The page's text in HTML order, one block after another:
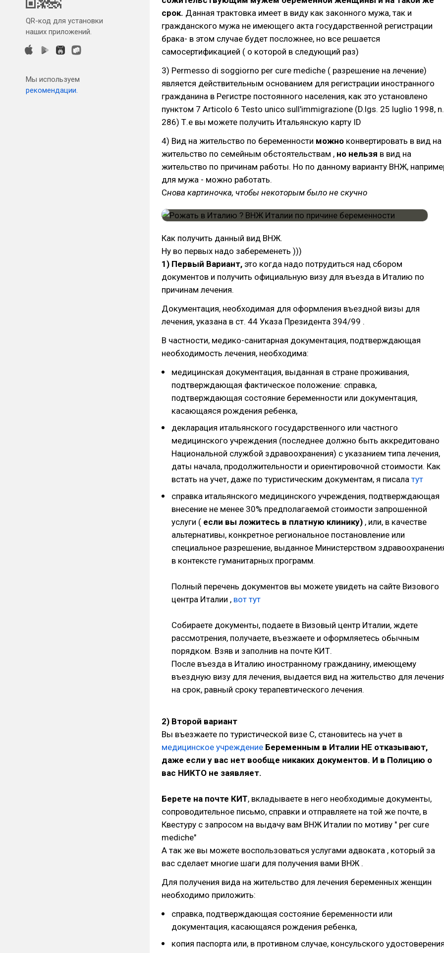
QR-код для установки
наших приложений.
Мы используем
рекомендации.
срок. Данная трактовка имеет в виду как законного мужа, так и
гражданского мужа не имеющего акта государственной регистрации
брака- в этом случае будет посложнее, но все решается
самосертификацией ( о которой в следующий раз)
3) Permesso di soggiorno per cure mediche ( разрешение на лечение)
является действительным основанием для регистрации иностранного
гражданина в Регистре постоянного населения, как это установлено
пунктом 7 Articolo 6 Testo unico sull'immigrazione (D.lgs. 25 luglio 1998, n.
286) Т.е вы можете получить Итальянскую карту ID
4) Вид на жительство по беременности можно конвертировать в вид на
жительство по семейным обстоятельствам , но нельзя в вид на
жительство по причинам работы. Но по данному варианту ВНЖ,
для мужа - можно работать.
Снова картиночка, чтобы некоторым было не скучно
Как получить данный вид ВНЖ.
Ну во первых надо забеременеть )))
1) Первый Вариант, это когда надо потрудиться над сбором
документов и получить официальную визу для въезда в Италию по
причинам лечения.
Документация, необходимая для оформления въездной визы для
лечения, указана в ст. 44 Указа Президента 394/99 .
В частности, медико-санитарная документация, подтверждающая
необходимость лечения, необходима:
медицинская документация, выданная в стране проживания,
подтверждающая фактическое положение: справка,
подтверждающая состояние беременности или документация,
касающаяся рождения ребенка,
декларация итальянского государственного или частного
медицинского учреждения (последнее должно быть аккредитовано
Национальной службой здравоохранения) с указанием типа лечения,
даты начала, продолжительности и ориентировочной стоимости. Как
встать на учет, даже по туристическим документам, я писала тут
справка итальянского медицинского учреждения, подтверждающая
внесение не менее 30% предполагаемой стоимости запрошенной
услуги ( если вы ложитесь в платную клинику) , или, в качестве
альтернативы, конкретное региональное постановление или
специальное разрешение, выданное Министерством
в контексте гуманитарных программ.
Полный перечень документов вы можете увидеть на сайте Визового
центра Италии , вот тут
Собираете документы, подаете в Визовый центр Италии, ждете
рассмотрения, получаете, въезжаете и оформляетесь обычным
порядком. Взяв и заполнив на почте КИТ.
После въезда в Италию иностранному гражданину, имеющему
въездную визу для лечения, выдается вид на жительство для
на срок, равный сроку терапевтического лечения.
2) Второй вариант
Вы въезжаете по туристической визе С, становитесь на учет в
медицинское учреждение Беременным в Италии НЕ отказывают,
даже если у вас нет вообще никаких документов. И в Полицию о
вас НИКТО не заявляет.
Берете на почте КИТ, вкладываете в него необходимые документы,
сопроводительное письмо, справки и отправляете на той же почте, в
Квестуру с запросом на выдачу вам ВНЖ Италии по мотиву " per cure
mediche"
А так же вы можете воспользоваться услугами адвоката , который за
вас сделает многие шаги для получения вами ВНЖ .
Для получения вида на жительство для лечения беременных женщин
необходимо приложить:
справка, подтверждающая состояние беременности или
документация, касающаяся рождения ребенка,
копия паспорта или, в противном случае, консульского